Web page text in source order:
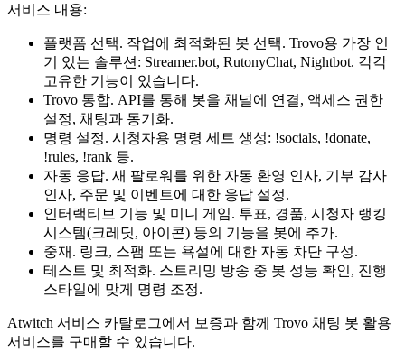
서비스 내용:
플랫폼 선택. 작업에 최적화된 봇 선택. Trovo용 가장 인
기 있는 솔루션: Streamer.bot, RutonyChat, Nightbot. 각각
고유한 기능이 있습니다.
Trovo 통합. API를 통해 봇을 채널에 연결, 액세스 권한
설정, 채팅과 동기화.
명령 설정. 시청자용 명령 세트 생성: !socials, !donate,
!rules, !rank 등.
자동 응답. 새 팔로워를 위한 자동 환영 인사, 기부 감사
인사, 주문 및 이벤트에 대한 응답 설정.
인터랙티브 기능 및 미니 게임. 투표, 경품, 시청자 랭킹
시스템(크레딧, 아이콘) 등의 기능을 봇에 추가.
중재. 링크, 스팸 또는 욕설에 대한 자동 차단 구성.
테스트 및 최적화. 스트리밍 방송 중 봇 성능 확인, 진행
스타일에 맞게 명령 조정.
Atwitch 서비스 카탈로그에서 보증과 함께 Trovo 채팅 봇 활용
서비스를 구매할 수 있습니다.